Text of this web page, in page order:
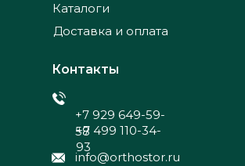
+7 929 649-59-
58
info@orthostor.ru
Каталоги
Доставка и оплата
Контакты
+7 499 110-34-
93